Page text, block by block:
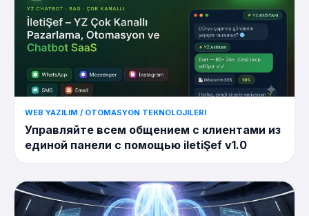
WEB YAZILIM / OTOMASYON TEKNOLOJILERI
Управляйте всем общением с клиентами из
единой панели с помощью iletiŞef v1.0